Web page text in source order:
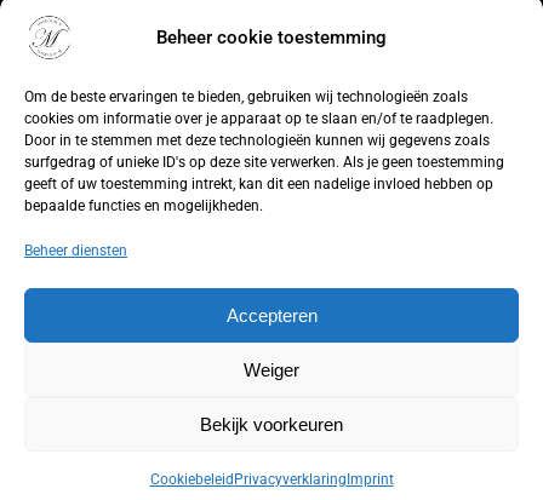
Beheer cookie toestemming
Om de beste ervaringen te bieden, gebruiken wij technologieën zoals
cookies om informatie over je apparaat op te slaan en/of te raadplegen.
Door in te stemmen met deze technologieën kunnen wij gegevens zoals
surfgedrag of unieke ID's op deze site verwerken. Als je geen toestemming
geeft of uw toestemming intrekt, kan dit een nadelige invloed hebben op
bepaalde functies en mogelijkheden.
Beheer diensten
Accepteren
Weiger
Bekijk voorkeuren
Cookiebeleid Privacyverklaring Imprint
De waardering van lingeriebym.nl/ bij
Reviewsis 9.4/10 gebaseerd op 316 reviews.